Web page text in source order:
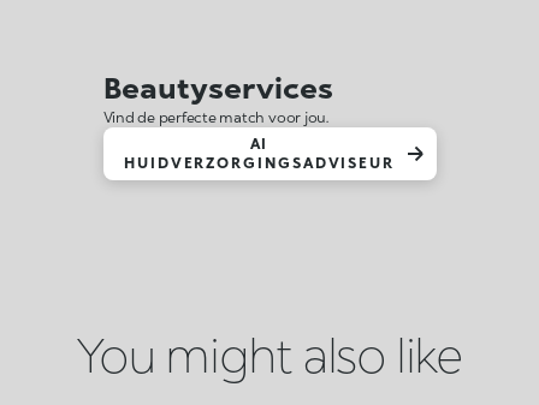
Beautyservices
Vind de perfecte match voor jou.
AI
HUIDVERZORGINGSADVISEUR
You might also like